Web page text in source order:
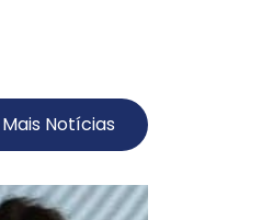
Mais Notícias